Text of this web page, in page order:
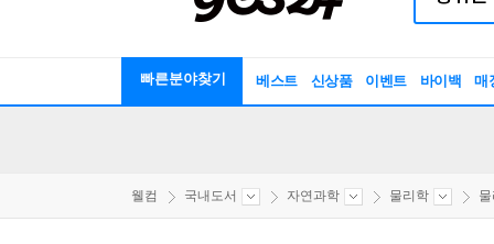
빠른분야찾기 베스트 신상품 이벤트 바이백 매
웰컴 국내도서 자연과학 물리학